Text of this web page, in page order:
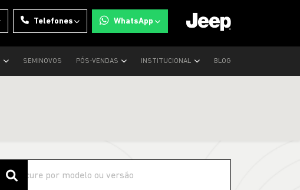
Telefones WhatsApp
SEMINOVOS PÓS-VENDAS INSTITUCIONAL BLOG